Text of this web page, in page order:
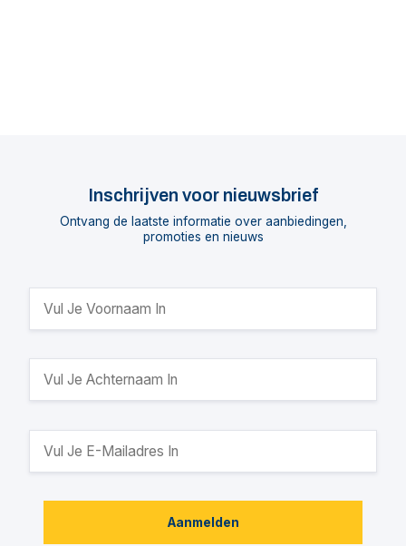
Inschrijven voor nieuwsbrief
Ontvang de laatste informatie over aanbiedingen,
promoties en nieuws
Aanmelden